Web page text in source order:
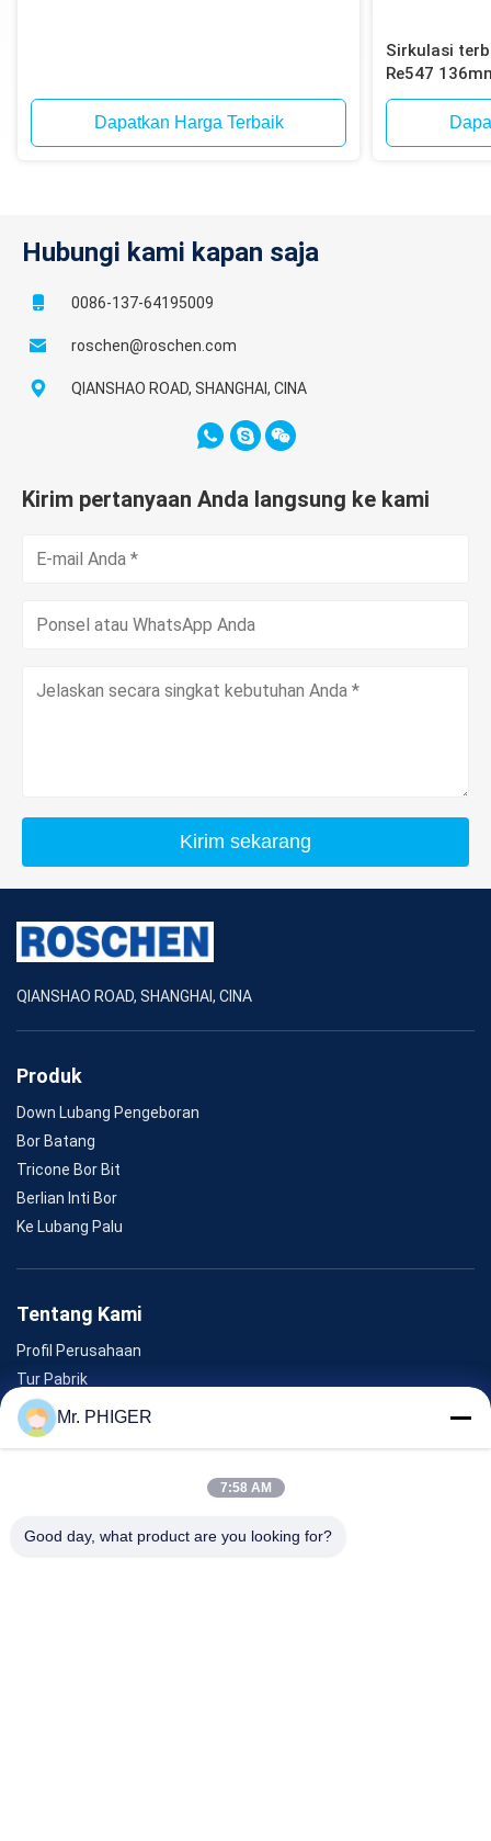
Dapatkan Harga Terbaik
Sirkulasi
Re547
Hubungi kami kapan saja
0086-137-64195009
roschen@roschen.com
QIANSHAO ROAD, SHANGHAI, CINA
Kirim pertanyaan Anda langsung ke kami
Kirim sekarang
QIANSHAO ROAD, SHANGHAI, CINA
Produk
Down Lubang Pengeboran
Bor Batang
Tricone Bor Bit
Berlian Inti Bor
Ke Lubang Palu
Tentang Kami
Profil Perusahaan
Tur Pabrik
Kontrol Kualitas
Sitemap
Mr. PHIGER
7:58 AM
Good day, what product are you looking for?